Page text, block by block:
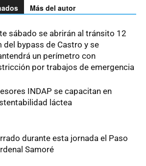
Más del autor
sábado se abrirán al tránsito 12
del bypass de Castro y se
un perímetro con
por trabajos de emergencia
INDAP se capacitan en
láctea
durante esta jornada el Paso
Samoré